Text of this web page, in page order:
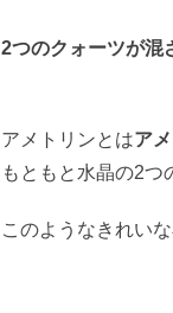
2つのクォーツが混
アメトリンとはア
もともと水晶の2つ
このようなきれい